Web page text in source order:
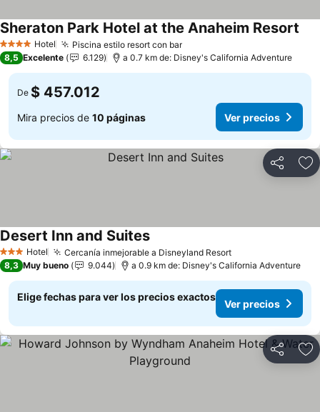
4 EstrellasHotel Piscina estilo resort con bar
Sheraton Park Hotel at the Anaheim Resort
8,5 Excelente 6.129 a 0.7 km de: Disney's California Adventure
De $ 457.012
Mira precios de 10 páginas Ver precios
Compartir
3 Estrellas
Hotel Cercanía inmejorable a Disneyland Resort
Desert Inn and Suites
8,3 Muy bueno 9.044 a 0.9 km de: Disney's California Adventure
Elige fechas para ver los precios exactos
Ver precios
Compartir